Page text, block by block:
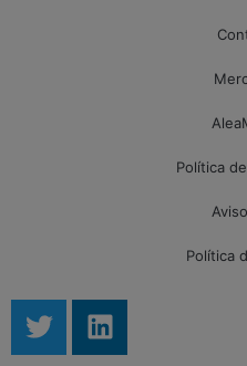
Política
Política